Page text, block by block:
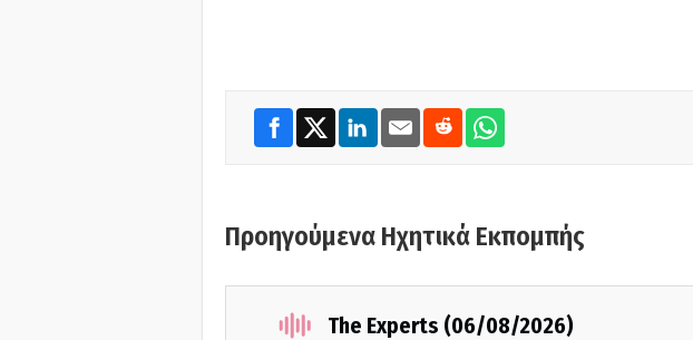
Προηγούμενα Ηχητικά Εκπομπής
The Experts (06/08/2026)